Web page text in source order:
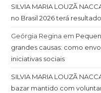
SILVIA MARIA LOUZÃ
no Brasil 2026 terá
Geórgia Regina em
grandes causas: como
iniciativas sociais
SILVIA MARIA LOUZÃ
bazar mantido com